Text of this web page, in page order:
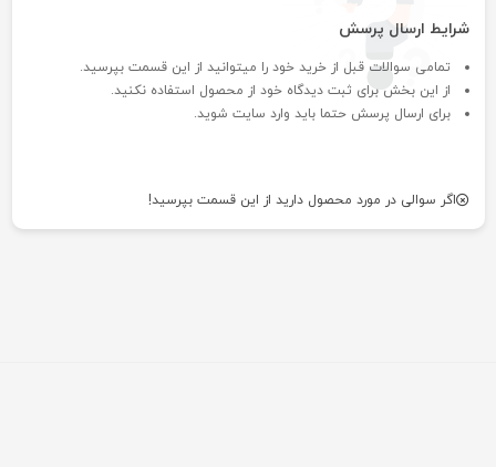
شرایط ارسال پرسش
تمامی سوالات قبل از خرید خود را میتوانید از این قسمت بپرسید.
از این بخش برای ثبت دیدگاه خود از محصول استفاده نکنید.
برای ارسال پرسش حتما باید وارد سایت شوید.
اگر سوالی در مورد محصول دارید از این قسمت بپرسید!